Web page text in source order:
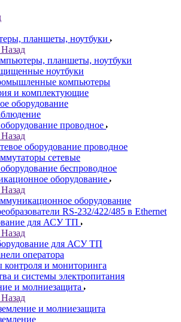
планшеты, ноутбуки
Назад
планшеты, ноутбуки
ноутбуки
компьютеры
и комплектующие
оборудование
проводное
Назад
оборудование проводное
сетевые
беспроводное
оборудование
Назад
оборудование
RS-232/422/485 в Ethernet
для АСУ ТП
Назад
для АСУ ТП
оператора
и мониторинга
и системы электропитания
и молниезащита
Назад
и молниезащита